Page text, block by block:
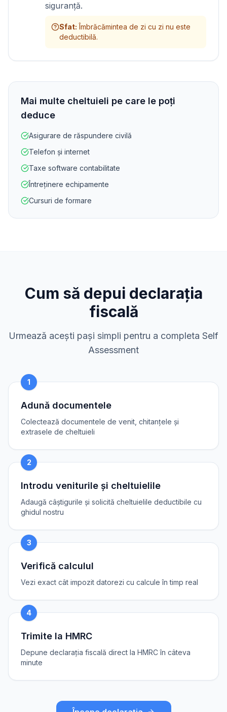
siguranță.
Sfat: Îmbrăcămintea de zi cu zi nu este
deductibilă.
Mai multe cheltuieli pe care le poți
deduce
Asigurare de răspundere civilă
Telefon și internet
Taxe software contabilitate
Întreținere echipamente
Cursuri de formare
Cum să depui declarația
fiscală
Urmează acești pași simpli pentru a completa Self
Assessment
1
Adună documentele
Colectează documentele de venit, chitanțele și
extrasele de cheltuieli
2
Introdu veniturile și cheltuielile
Adaugă câștigurile și solicită cheltuielile deductibile cu
ghidul nostru
3
Verifică calculul
Vezi exact cât impozit datorezi cu calcule în timp real
4
Trimite la HMRC
Depune declarația fiscală direct la HMRC în câteva
minute